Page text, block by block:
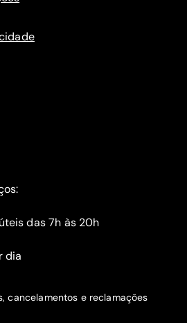
das 7h às 20h
dia
cancelamentos e reclamações